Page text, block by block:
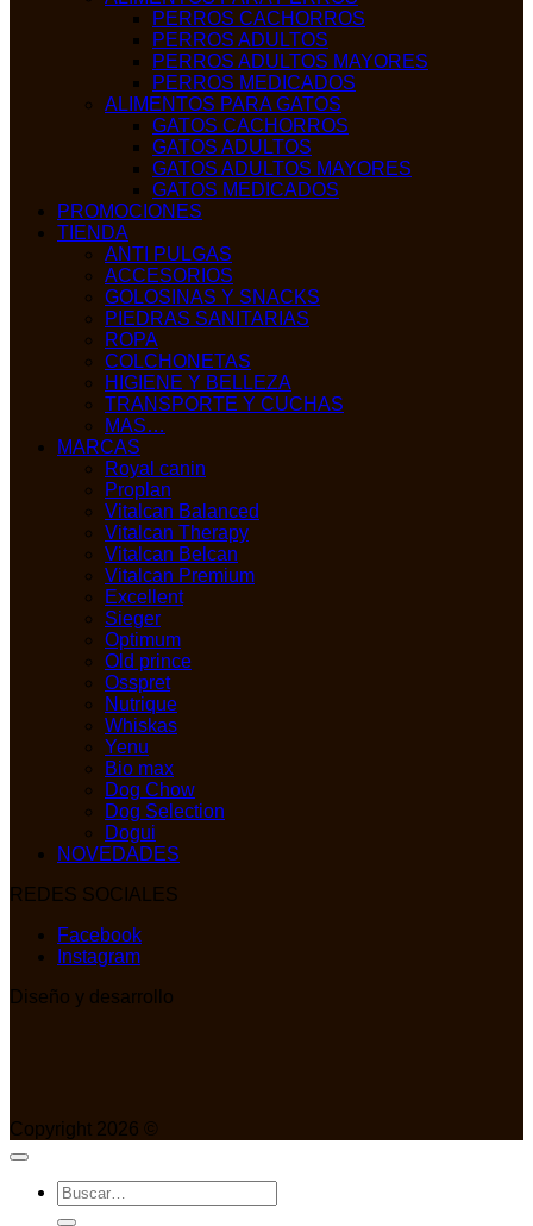
PERROS CACHORROS
PERROS ADULTOS
PERROS ADULTOS MAYORES
PERROS MEDICADOS
ALIMENTOS PARA GATOS
GATOS CACHORROS
GATOS ADULTOS
GATOS ADULTOS MAYORES
GATOS MEDICADOS
PROMOCIONES
TIENDA
ANTI PULGAS
ACCESORIOS
GOLOSINAS Y SNACKS
PIEDRAS SANITARIAS
ROPA
COLCHONETAS
HIGIENE Y BELLEZA
TRANSPORTE Y CUCHAS
MAS…
MARCAS
Royal canin
Proplan
Vitalcan Balanced
Vitalcan Therapy
Vitalcan Belcan
Vitalcan Premium
Excellent
Sieger
Optimum
Old prince
Osspret
Nutrique
Whiskas
Yenu
Bio max
Dog Chow
Dog Selection
Dogui
NOVEDADES
REDES SOCIALES
Facebook
Instagram
Diseño y desarrollo
Copyright 2026 ©
Buscar
por: